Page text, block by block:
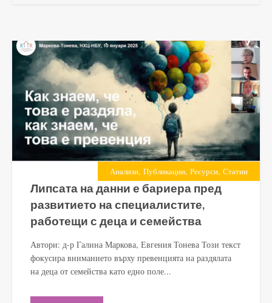
Анализи, Публикации, Ресурси, Статии
Липсата на данни е бариера пред
развитието на специалистите,
работещи с деца и семейства
Автори: д-р Галина Маркова, Евгения Тонева Този текст
фокусира вниманието върху превенцията на раздялата
на деца от семейства като едно поле...